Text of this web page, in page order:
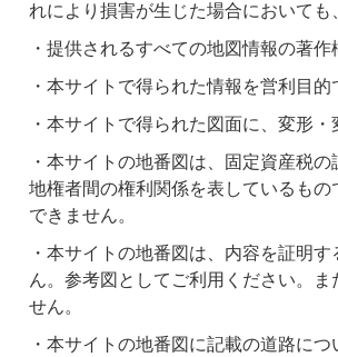
れにより損害が生じた場合において
・提供されるすべての地図情報の著
・本サイトで得られた情報を営利目
・本サイトで得られた図面に、変形
・本サイトの地番図は、固定資産税
地権者間の権利関係を表しているも
できません。
・本サイトの地番図は、内容を証明
ん。参考図としてご利用ください。
せん。
・本サイトの地番図に記載の道路に